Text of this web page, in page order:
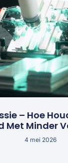
– Hoe
Met Minder
4 mei 2026